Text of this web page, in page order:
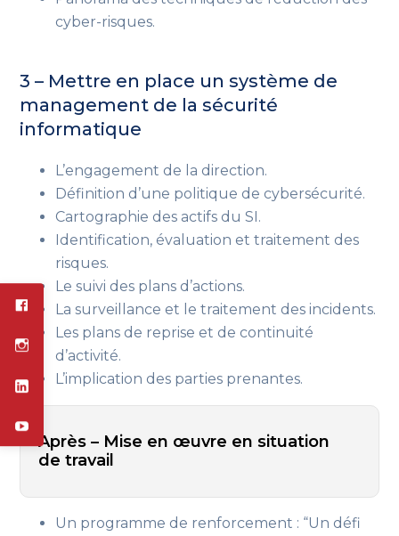
cyber-risques.
3 – Mettre en place un système de
management de la sécurité
informatique
L’engagement de la direction.
Définition d’une politique de cybersécurité.
Cartographie des actifs du SI.
Identification, évaluation et traitement des
risques.
Le suivi des plans d’actions.
La surveillance et le traitement des incidents.
Les plans de reprise et de continuité
d’activité.
L’implication des parties prenantes.
Après – Mise en œuvre en situation
de travail
Un programme de renforcement : “Un défi